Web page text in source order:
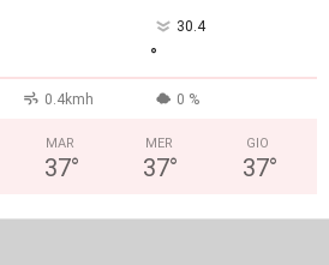
30.4
°
0.4kmh 0 %
MAR
37°
MER
37°
GIO
37°